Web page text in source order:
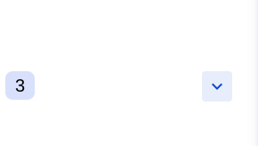
keyboard_arrow_down
3